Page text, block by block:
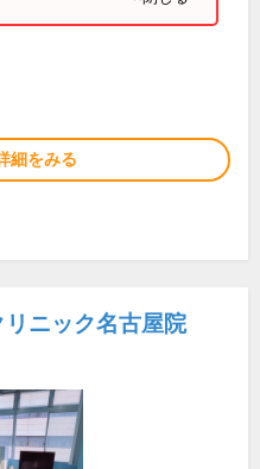
細をみる
ニック名古屋院